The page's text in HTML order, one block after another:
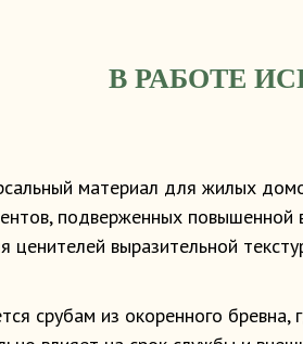
В РАБОТЕ
материал для жилых
подверженных повышенной
ценителей выразительной
срубам из окоренного бревна,